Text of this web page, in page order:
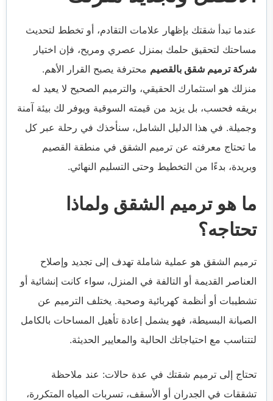
عندما تبدأ شقتك بإظهار علامات التقادم، أو تخطط لتحديث
مساحتك لتحقيق حلمك بمنزل عصري ومريح، فإن اختيار
شركة ترميم شقق بالقصيم محترفة يصبح القرار الأهم.
منزلك هو استثمارك الحقيقي، والترميم الصحيح لا يعيد له
بريقه فحسب، بل يزيد من قيمته السوقية ويوفر لك بيئة آمنة
وجميلة. في هذا الدليل الشامل، سنأخذك في رحلة عبر كل
ما تحتاج معرفته عن ترميم الشقق في منطقة القصيم
وبريدة، بدءًا من التخطيط وحتى التسليم النهائي.
ما هو ترميم الشقق ولماذا
تحتاجه؟
ترميم الشقق هو عملية شاملة تهدف إلى تجديد وإصلاح
العناصر القديمة أو التالفة في المنزل، سواء كانت إنشائية أو
تشطيبات أو أنظمة كهربائية وصحية. يختلف الترميم عن
الصيانة البسيطة، فهو يشمل إعادة تأهيل المساحات بالكامل
لتتناسب مع احتياجاتك الحالية والمعايير الحديثة.
تحتاج إلى ترميم شقتك في عدة حالات: عند ملاحظة
تشققات في الجدران أو الأسقف، تسربات المياه المتكررة،